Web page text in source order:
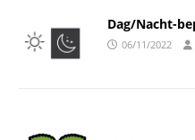
Dag/Nacht-
06/11/2022